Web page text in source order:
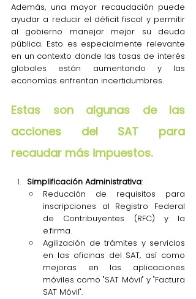
Además, una mayor recaudación puede
ayudar a reducir el déficit fiscal y permitir
al gobierno manejar mejor su deuda
pública. Esto es especialmente relevante
en un contexto donde las tasas de interés
globales están aumentando y las
economías enfrentan incertidumbres.
Estas son algunas de las
acciones del SAT para
recaudar más impuestos.
Simplificación Administrativa:
Reducción de requisitos para
inscripciones al Registro Federal
de Contribuyentes (RFC) y la
e.firma.
Agilización de trámites y servicios
en las oficinas del SAT, así como
mejoras en las aplicaciones
móviles como "SAT Móvil" y "Factura
SAT Móvil".